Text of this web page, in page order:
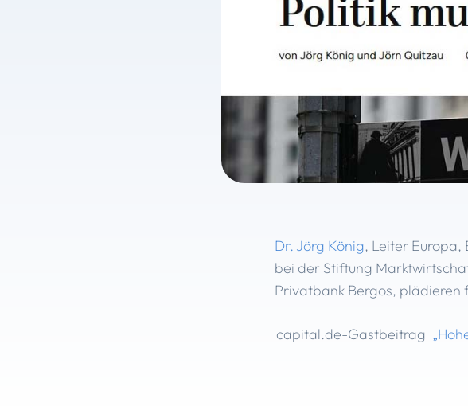
Dr. Jörg König, Leiter Europa,
bei der Stiftung
Privatbank Bergos, plädieren
capital.de-Gastbeitrag